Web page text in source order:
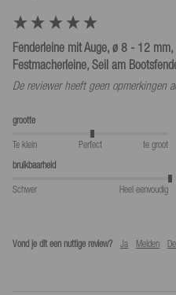
Fenderleine mit Auge, ø 8 - 12
Festmacherleine, Seil am
De reviewer heeft geen opmerkingen
grootte
Te klein Perfect te groot
bruikbaarheid
Schwer Heel eenvoudig
Vond je dit een nuttige review? Ja Melden